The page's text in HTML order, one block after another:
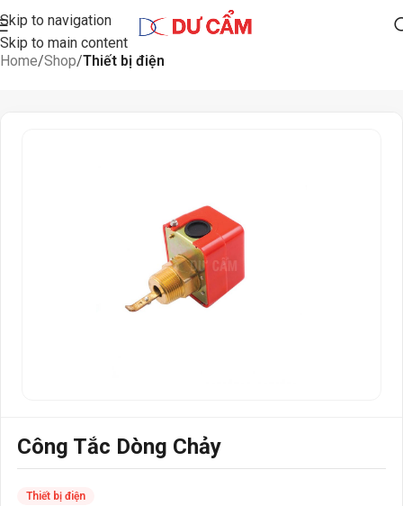
Skip to navigation
Skip to main content
Home Shop Thiết bị điện
Công Tắc Dòng Chảy
Thiết bị điện